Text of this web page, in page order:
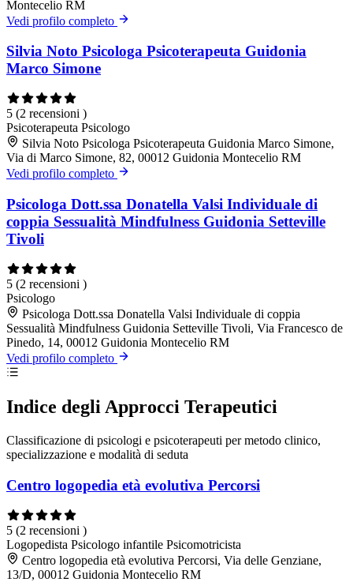
Montecelio RM
Vedi profilo completo
Silvia Noto Psicologa Psicoterapeuta Guidonia
Marco Simone
5 (2 recensioni )
Psicoterapeuta Psicologo
Silvia Noto Psicologa Psicoterapeuta Guidonia Marco Simone,
Via di Marco Simone, 82, 00012 Guidonia Montecelio RM
Vedi profilo completo
Psicologa Dott.ssa Donatella Valsi Individuale di
coppia Sessualità Mindfulness Guidonia Setteville
Tivoli
5 (2 recensioni )
Psicologo
Psicologa Dott.ssa Donatella Valsi Individuale di coppia
Sessualità Mindfulness Guidonia Setteville Tivoli, Via Francesco de
Pinedo, 14, 00012 Guidonia Montecelio RM
Vedi profilo completo
Indice degli Approcci Terapeutici
Classificazione di psicologi e psicoterapeuti per metodo clinico,
specializzazione e modalità di seduta
Centro logopedia età evolutiva Percorsi
5 (2 recensioni )
Logopedista Psicologo infantile Psicomotricista
Centro logopedia età evolutiva Percorsi, Via delle Genziane,
13/D, 00012 Guidonia Montecelio RM